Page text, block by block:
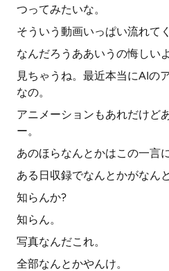
つってみたいな。
そういう動画いっぱい流れてく
なんだろうああいうの悔しい
見ちゃうね。最近本当にAIの
なの。
アニメーションもあれだけど
ー。
あのほらなんとかはこの一言
ある日収録でなんとかがなん
知らんか?
知らん。
写真なんだこれ。
全部なんとかやんけ。